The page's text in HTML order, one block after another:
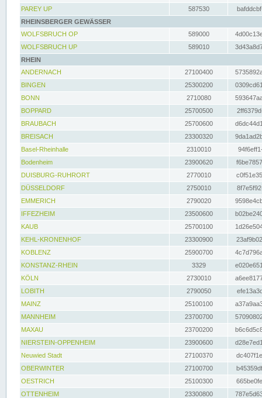
PAREY UP
587530
RHEINSBERGER GEWÄSSER
WOLFSBRUCH OP
589000
WOLFSBRUCH UP
589010
RHEIN
ANDERNACH
27100400
BINGEN
25300200
BONN
2710080
BOPPARD
25700500
BRAUBACH
25700600
BREISACH
23300320
Basel-Rheinhalle
2310010
Bodenheim
23900620
DUISBURG-RUHRORT
2770010
DÜSSELDORF
2750010
EMMERICH
2790020
IFFEZHEIM
23500600
KAUB
25700100
KEHL-KRONENHOF
23300900
KOBLENZ
25900700
KONSTANZ-RHEIN
3329
KÖLN
2730010
LOBITH
2790050
MAINZ
25100100
MANNHEIM
23700700
MAXAU
23700200
NIERSTEIN-OPPENHEIM
23900600
Neuwied Stadt
27100370
OBERWINTER
27100700
OESTRICH
25100300
OTTENHEIM
23300800